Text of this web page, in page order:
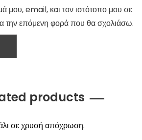
μου, email, και τον ιστότοπο μου σε
την επόμενη φορά που θα σχολιάσω.
products